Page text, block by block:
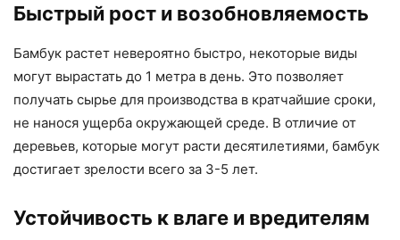
Быстрый рост и возобновляемость
Бамбук растет невероятно быстро, некоторые виды
могут вырастать до 1 метра в день. Это позволяет
получать сырье для производства в кратчайшие сроки,
не нанося ущерба окружающей среде. В отличие от
деревьев, которые могут расти десятилетиями, бамбук
достигает зрелости всего за 3-5 лет.
Устойчивость к влаге и вредителям